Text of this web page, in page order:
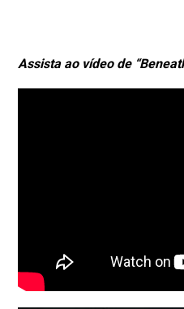
Assista ao vídeo de